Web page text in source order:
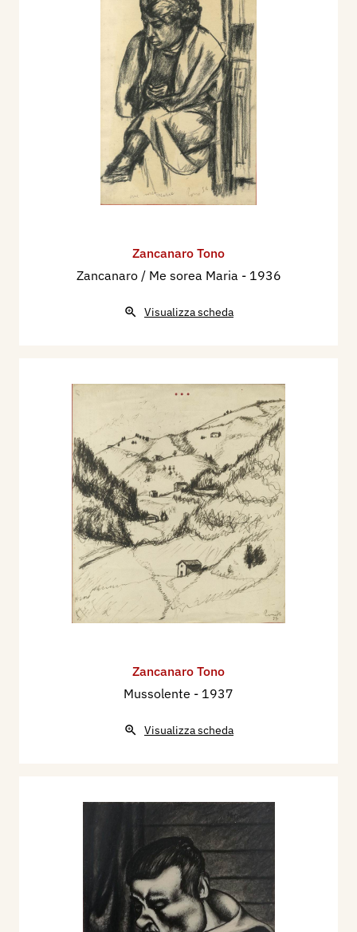
Zancanaro Tono
Zancanaro / Me sorea Maria - 1936
Visualizza scheda
Zancanaro Tono
Mussolente - 1937
Visualizza scheda